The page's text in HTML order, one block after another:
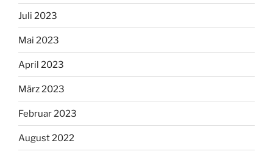
Juli 2023
Mai 2023
April 2023
März 2023
Februar 2023
August 2022